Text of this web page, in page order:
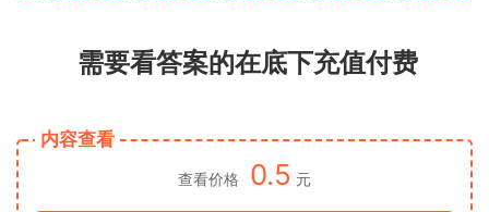
需要看答案的在底下充值付费
内容查看
查看价格 0.5 元